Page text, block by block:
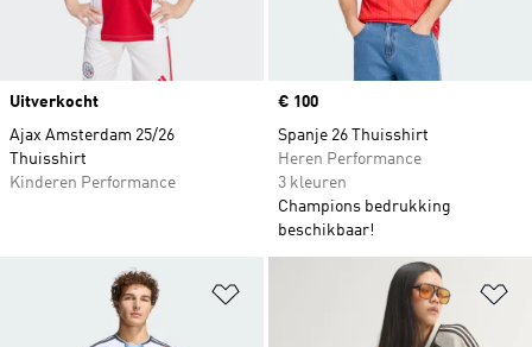
Uitverkocht
Ajax Amsterdam 25/26
Thuisshirt
Kinderen Performance
Price
€ 100
Spanje 26 Thuisshirt
Heren Performance
3 kleuren
Champions bedrukking
beschikbaar!
Op verlanglijst zetten